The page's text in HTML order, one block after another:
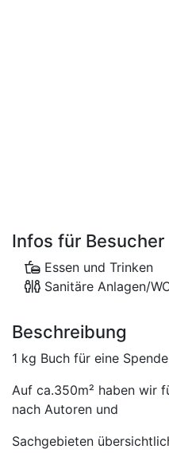
Infos für Besucher
Essen und Trinken
Sanitäre Anlagen/
Beschreibung
1 kg Buch für eine
Auf ca.350m² haben wir
nach Autoren und
Sachgebieten